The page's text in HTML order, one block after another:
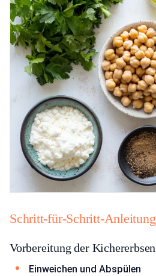
Schritt-für-Schritt-Anleitung
Vorbereitung der Kichererbsen
Einweichen und Abspülen